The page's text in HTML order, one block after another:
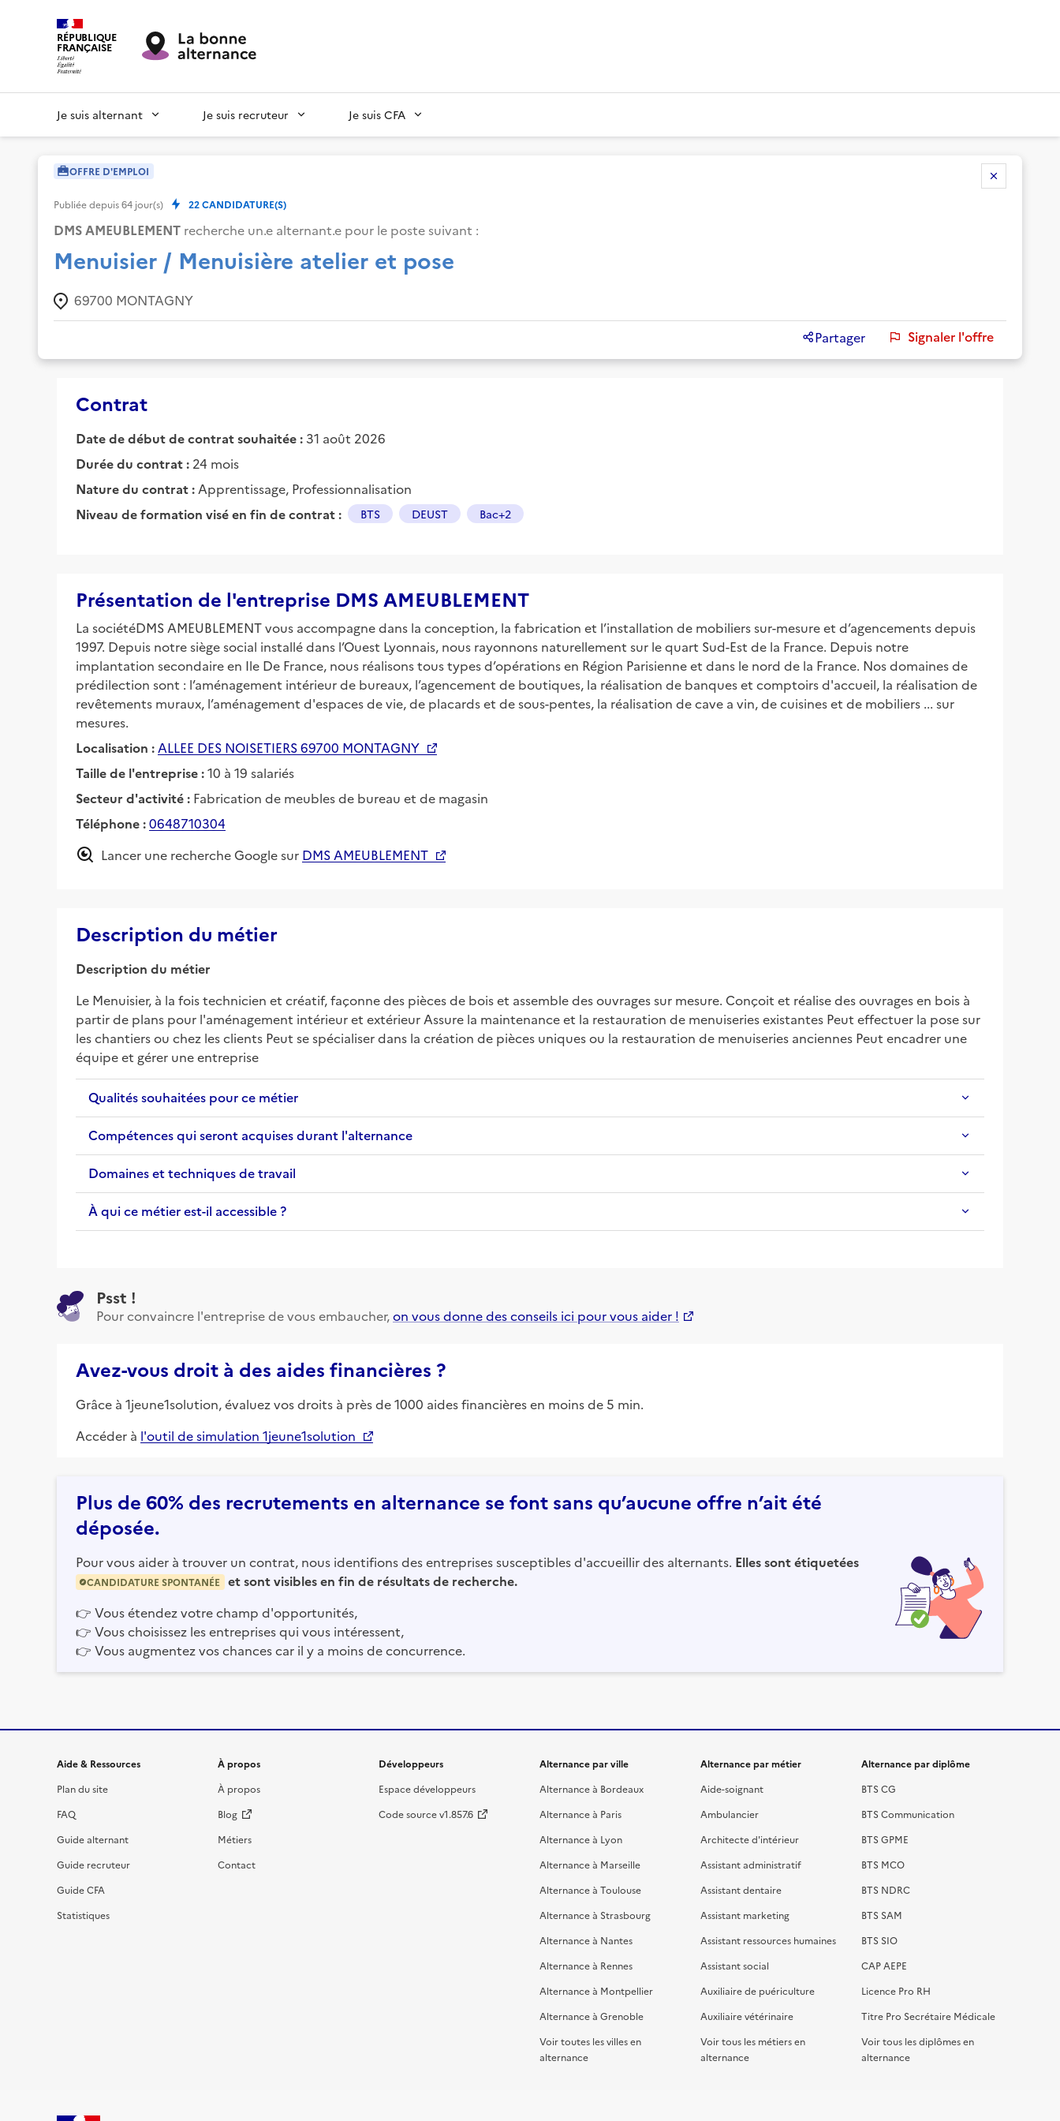
RÉPUBLIQUE
FRANÇAISE
Je suis alternant Je suis recruteur Je suis CFA
OFFRE D'EMPLOI
Publiée depuis64 jour(s) 22CANDIDATURE(S)
DMS AMEUBLEMENT recherche un.e alternant.e pour le poste suivant :
Menuisier / Menuisière atelier et pose
69700 MONTAGNY
Partager Signaler l'offre
Contrat
Date de début de contrat souhaitée : 31 août 2026
Durée du contrat : 24 mois
Nature du contrat : Apprentissage, Professionnalisation
Niveau de formation visé en fin de contrat :
BTS DEUST Bac+2
Présentation de l'entreprise DMS AMEUBLEMENT
La sociétéDMS AMEUBLEMENT vous accompagne dans la conception, la fabrication et l’installation de mobiliers sur-mesure et d’agencements depuis
1997. Depuis notre siège social installé dans l’Ouest Lyonnais, nous rayonnons naturellement sur le quart Sud-Est de la France. Depuis notre
implantation secondaire en Ile De France, nous réalisons tous types d’opérations en Région Parisienne et dans le nord de la France. Nos domaines de
prédilection sont : l’aménagement intérieur de bureaux, l’agencement de boutiques, la réalisation de banques et comptoirs d'accueil, la réalisation de
revêtements muraux, l’aménagement d'espaces de vie, de placards et de sous-pentes, la réalisation de cave a vin, de cuisines et de mobiliers ... sur
mesures.
Localisation : ALLEE DES NOISETIERS 69700 MONTAGNY
Taille de l'entreprise :10 à 19 salariés
Secteur d'activité : Fabrication de meubles de bureau et de magasin
Téléphone :0648710304
Lancer une recherche Google sur DMS AMEUBLEMENT
Description du métier
Description du métier
Le Menuisier, à la fois technicien et créatif, façonne des pièces de bois et assemble des ouvrages sur mesure. Conçoit et réalise des ouvrages en bois à
partir de plans pour l'aménagement intérieur et extérieur Assure la maintenance et la restauration de menuiseries existantes Peut effectuer la pose sur
les chantiers ou chez les clients Peut se spécialiser dans la création de pièces uniques ou la restauration de menuiseries anciennes Peut encadrer une
équipe et gérer une entreprise
Qualités souhaitées pour ce métier
Compétences qui seront acquises durant l'alternance
Domaines et techniques de travail
À qui ce métier est-il accessible ?
Psst !
Pour convaincre l'entreprise de vous embaucher,on vous donne des conseils ici pour vous aider !
Avez-vous droit à des aides financières ?
Grâce à 1jeune1solution, évaluez vos droits à près de 1000 aides financières en moins de 5 min.
Accéder à l'outil de simulation 1jeune1solution
Plus de 60% des recrutements en alternance se font sans qu’aucune offre n’ait été
déposée.
Pour vous aider à trouver un contrat, nous identifions des entreprises susceptibles d'accueillir des alternants. Elles sont étiquetées
CANDIDATURE SPONTANÉE
et sont visibles en fin de résultats de recherche.
👉 Vous étendez votre champ d'opportunités,
👉 Vous choisissez les entreprises qui vous intéressent,
👉 Vous augmentez vos chances car il y a moins de concurrence.
Informations et liens du site
Aide & Ressources
Plan du site
FAQ
Guide alternant
Guide recruteur
Guide CFA
Statistiques
À propos
À propos
Blog
Métiers
Contact
Développeurs
Espace développeurs
Code source v1.857.6
Alternance par ville
Alternance à Bordeaux
Alternance à Paris
Alternance à Lyon
Alternance à Marseille
Alternance à Toulouse
Alternance à Strasbourg
Alternance à Nantes
Alternance à Rennes
Alternance à Montpellier
Alternance à Grenoble
Voir toutes les villes en
alternance
Alternance par métier
Aide-soignant
Ambulancier
Architecte d'intérieur
Assistant administratif
Assistant dentaire
Assistant marketing
Assistant ressources humaines
Assistant social
Auxiliaire de puériculture
Auxiliaire vétérinaire
Voir tous les métiers en
alternance
Alternance par diplôme
BTS CG
BTS Communication
BTS GPME
BTS MCO
BTS NDRC
BTS SAM
BTS SIO
CAP AEPE
Licence Pro RH
Titre Pro Secrétaire Médicale
Voir tous les diplômes en
alternance